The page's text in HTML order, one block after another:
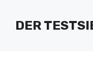
Inhalt
springen
DER